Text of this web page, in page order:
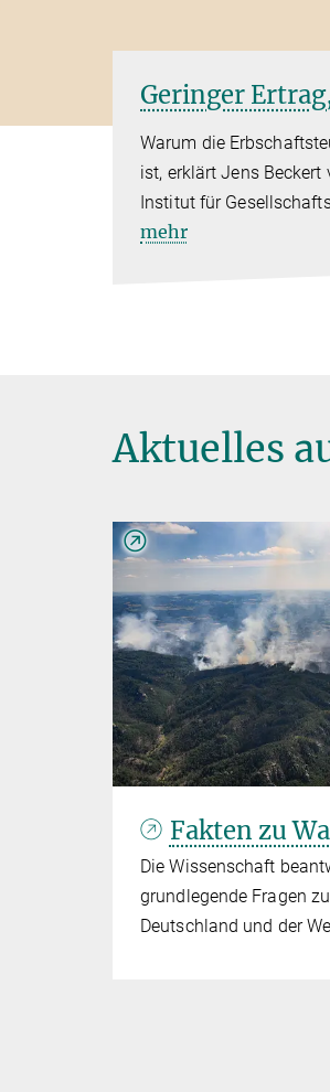
Geringer
Warum die
ist, erklärt Jens
Institut für
mehr
Aktuelles
Fakten zu
Die Wissenschaft
grundlegende Fragen
Deutschland und der